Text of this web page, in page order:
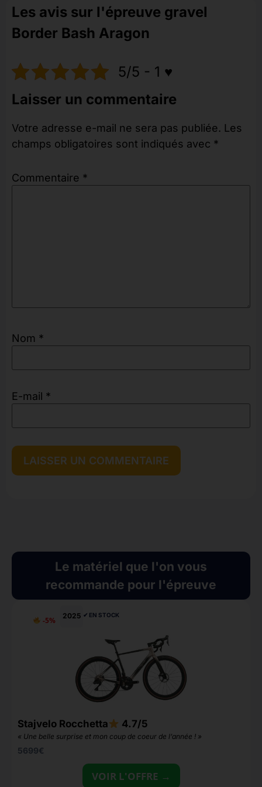
Les avis sur l'épreuve gravel
Border Bash Aragon
5/5 - 1 ♥️
Laisser un commentaire
Votre adresse e-mail ne sera pas publiée. Les
champs obligatoires sont indiqués avec *
Commentaire *
Nom *
E-mail *
Le matériel que l'on vous
recommande pour l'épreuve
-5% 2025 ✔︎ EN STOCK
Stajvelo Rocchetta 4.7/5
« Une belle surprise et mon coup de coeur de l’année ! »
5699€
VOIR L'OFFRE →